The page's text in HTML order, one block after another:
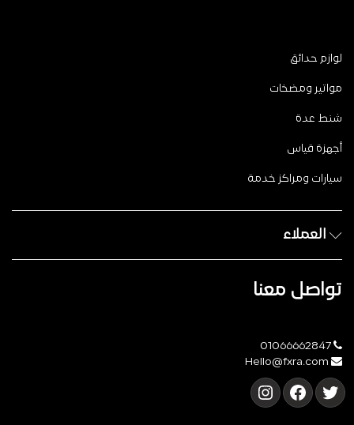
لوازم حدائق
مواتير ومضخات
شنط عدة
أجهزة قياس
سيارات ومراكز خدمة
العملاء
تواصل معنا
تويترفيسبوكإنستجرام